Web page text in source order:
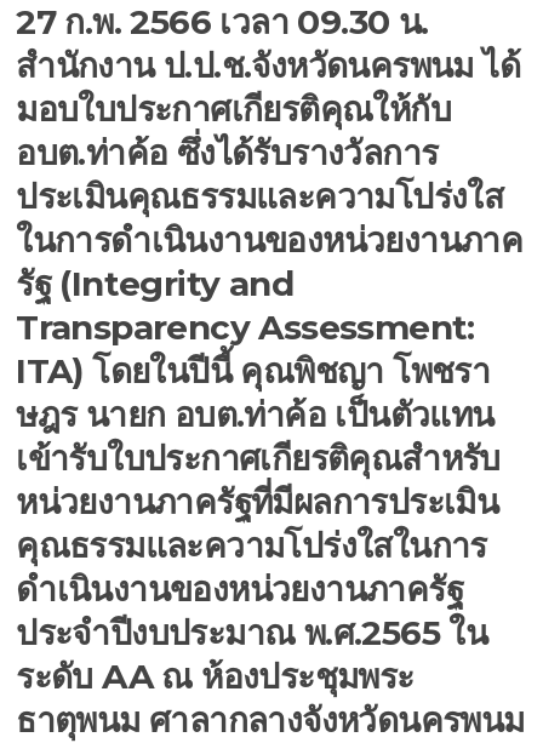
27 ก.พ. 2566 เวลา 09.30 น.
สำนักงาน ป.ป.ช.จังหวัดนครพนม ได้
มอบใบประกาศเกียรติคุณให้กับ
อบต.ท่าค้อ ซึ่งได้รับรางวัลการ
ประเมินคุณธรรมและความโปร่งใส
ในการดำเนินงานของหน่วยงานภาค
รัฐ (Integrity and
Transparency Assessment:
ITA) โดยในปีนี้ คุณพิชญา โพชรา
ษฎร นายก อบต.ท่าค้อ เป็นตัวแทน
เข้ารับใบประกาศเกียรติคุณสำหรับ
หน่วยงานภาครัฐที่มีผลการประเมิน
คุณธรรมและความโปร่งใสในการ
ดำเนินงานของหน่วยงานภาครัฐ
ประจำปีงบประมาณ พ.ศ.2565 ใน
ระดับ AA ณ ห้องประชุมพระ
ธาตุพนม ศาลากลางจังหวัดนครพนม